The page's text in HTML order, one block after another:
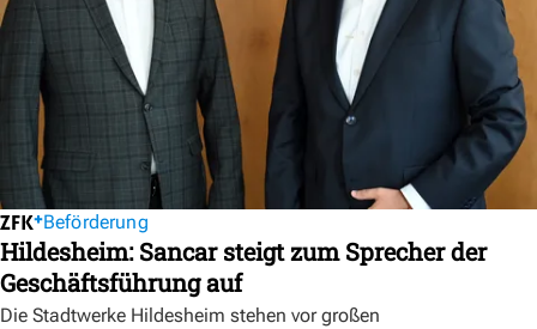
Beförderung
Hildesheim: Sancar steigt zum Sprecher der
Geschäftsführung auf
Die Stadtwerke Hildesheim stehen vor großen